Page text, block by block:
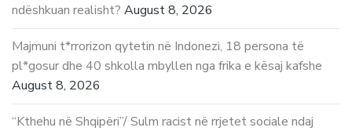
ndëshkuan realisht? August 8, 2026
Majmuni t*rrorizon qytetin në Indonezi, 18 persona të
pl*gosur dhe 40 shkolla mbyllen nga frika e kësaj kafshe
August 8, 2026
“Kthehu në Shqipëri”/ Sulm racist në rrjetet sociale ndaj